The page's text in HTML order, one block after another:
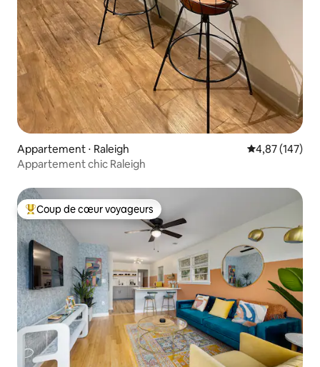
Appartement ⋅ Raleigh Évaluation
4,87 (147)
Appartement chic Raleigh
Coups de cœur voyageurs les plus appréciés
Coup de cœur voyageurs